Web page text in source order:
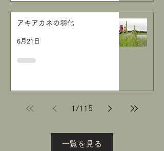
アキアカネの羽化
6月21日
1 /115
一覧を見る